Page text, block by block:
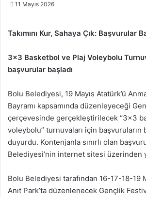
11 Mayıs 2026
Takımını Kur, Sahaya Çık: Başvurular
3×3 Basketbol ve Plaj Voleybolu
başvurular başladı
Bolu Belediyesi, 19 Mayıs Atatürk’ü
Bayramı kapsamında düzenleyeceği
çerçevesinde gerçekleştirilecek “3×3
voleybolu” turnuvaları için başvuruların
duyurdu. Kontenjanla sınırlı olan
Belediyesi’nin internet sitesi üzerinden
Bolu Belediyesi tarafından 16-17-18-19
Anıt Park’ta düzenlenecek Gençlik